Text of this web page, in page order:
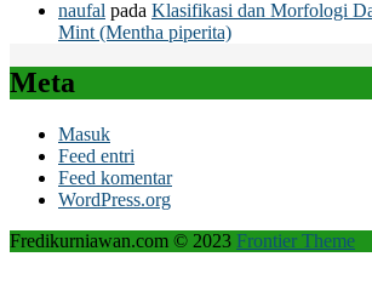
naufal pada Klasifikasi dan Morfologi
Mint (Mentha piperita)
Meta
Masuk
Feed entri
Feed komentar
WordPress.org
Fredikurniawan.com © 2023 Frontier Theme